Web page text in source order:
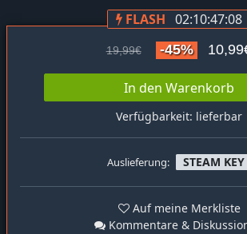
FLASH 02:10:47:07
19,99€ -45%
In den Warenkorb
Verfügbarkeit: lieferbar
Auslieferung: STEAM KEY
Auf meine Merkliste
Kommentare &